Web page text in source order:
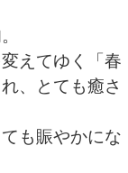
えてゆく「春
、とても癒さ
も賑やかにな